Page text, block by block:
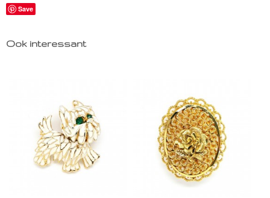
Save
Ook interessant